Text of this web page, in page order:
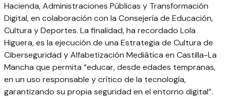
Hacienda, Administraciones Públicas y Transformación
Digital, en colaboración con la Consejería de Educación,
Cultura y Deportes. La finalidad, ha recordado Lola
Higuera, es la ejecución de una Estrategia de Cultura de
Ciberseguridad y Alfabetización Mediática en Castilla-La
Mancha que permita “educar, desde edades tempranas,
en un uso responsable y crítico de la tecnología,
garantizando su propia seguridad en el entorno digital”.